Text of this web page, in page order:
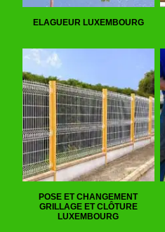
ELAGUEUR LUXEMBOURG
POSE ET CHANGEMENT
GRILLAGE ET CLÔTURE
LUXEMBOURG